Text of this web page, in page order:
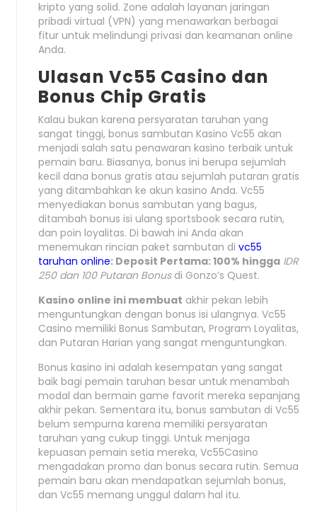
kripto yang solid. Zone adalah layanan jaringan
pribadi virtual (VPN) yang menawarkan berbagai
fitur untuk melindungi privasi dan keamanan online
Anda.
Ulasan Vc55 Casino dan
Bonus Chip Gratis
Kalau bukan karena persyaratan taruhan yang
sangat tinggi, bonus sambutan Kasino Vc55 akan
menjadi salah satu penawaran kasino terbaik untuk
pemain baru. Biasanya, bonus ini berupa sejumlah
kecil dana bonus gratis atau sejumlah putaran gratis
yang ditambahkan ke akun kasino Anda. Vc55
menyediakan bonus sambutan yang bagus,
ditambah bonus isi ulang sportsbook secara rutin,
dan poin loyalitas. Di bawah ini Anda akan
menemukan rincian paket sambutan di vc55
taruhan online: Deposit Pertama: 100% hingga IDR
250 dan 100 Putaran Bonusdi Gonzo’s Quest.
Kasino online ini membuat akhir pekan lebih
menguntungkan dengan bonus isi ulangnya. Vc55
Casino memiliki Bonus Sambutan, Program Loyalitas,
dan Putaran Harian yang sangat menguntungkan.
Bonus kasino ini adalah kesempatan yang sangat
baik bagi pemain taruhan besar untuk menambah
modal dan bermain game favorit mereka sepanjang
akhir pekan. Sementara itu, bonus sambutan di Vc55
belum sempurna karena memiliki persyaratan
taruhan yang cukup tinggi. Untuk menjaga
kepuasan pemain setia mereka, Vc55Casino
mengadakan promo dan bonus secara rutin. Semua
pemain baru akan mendapatkan sejumlah bonus,
dan Vc55 memang unggul dalam hal itu.